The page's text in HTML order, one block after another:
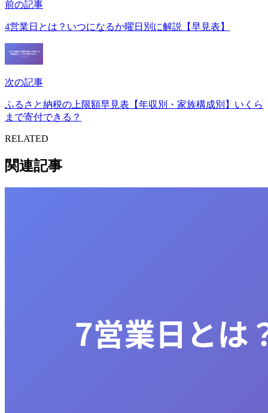
前の記事
4営業日とは？いつになるか曜日別に解説【早見表】
次の記事
ふるさと納税の上限額早見表【年収別・家族構成別】いくら
まで寄付できる？
RELATED
関連記事